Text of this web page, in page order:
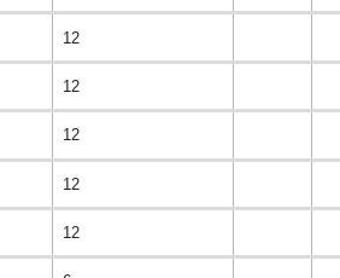
12
12
12
12
12